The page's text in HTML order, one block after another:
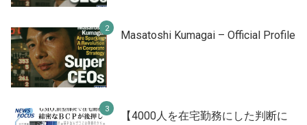
Masatoshi Kumagai – Official Profile
【4000人を在宅勤務にした判断に